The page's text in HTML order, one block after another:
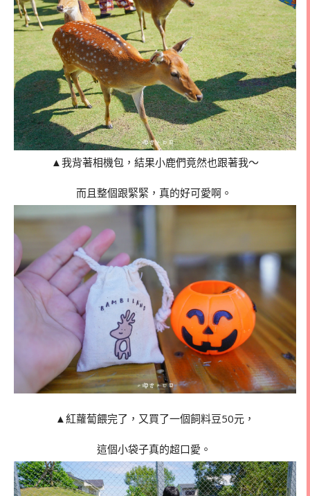
▲我背著相機包，結果小鹿們竟然也跟著我～
而且整個跟緊緊，真的好可愛啊。
▲紅蘿蔔餵完了，又買了一個飼料豆50元，
這個小袋子真的超口愛。